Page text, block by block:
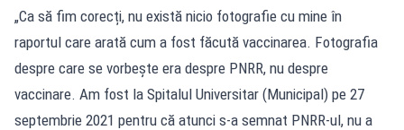
„Ca să fim corecți, nu există nicio fotografie cu mine în
raportul care arată cum a fost făcută vaccinarea. Fotografia
despre care se vorbește era despre PNRR, nu despre
vaccinare. Am fost la Spitalul Universitar (Municipal) pe 27
septembrie 2021 pentru că atunci s-a semnat PNRR-ul, nu a